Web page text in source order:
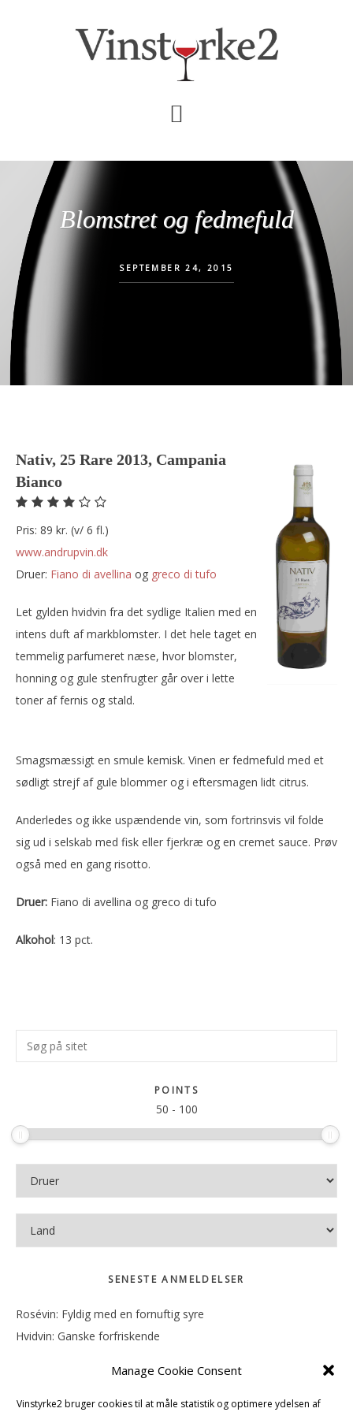
Manage Cookie Consent
Vinstyrke2 bruger cookies til at måle statistik og optimere ydelsen af
Blomstret og fedmefuld
SEPTEMBER 24, 2015
Nativ, 25 Rare 2013, Campania
Bianco
Pris: 89 kr. (v/ 6 fl.)
www.andrupvin.dk
Druer:
fiano di avellina og greco di tufo
Let gylden hvidvin fra det sydlige Italien med en
intens duft af markblomster. I det hele taget en
temmelig parfumeret næse, hvor blomster,
honning og gule stenfrugter går over i lette
toner af fernis og stald.
Smagsmæssigt en smule kemisk. Vinen er fedmefuld med et
sødligt strejf af gule blommer og i eftersmagen lidt citrus.
Anderledes og ikke uspændende vin, som fortrinsvis vil folde
sig ud i selskab med fisk eller fjerkræ og en cremet sauce. Prøv
også med en gang risotto.
Druer: Fiano di avellina og greco di tufo
Alkohol: 13 pct.
Primær
Sidebar
Søg
på
POINTS
50 - 100
SENESTE ANMELDELSER
Rosévin: Fyldig med en fornuftig syre
Hvidvin: Ganske forfriskende
Hvidvin: Smørfedme og tropisk sødme
Rosévin: Blød, rund og sødladen